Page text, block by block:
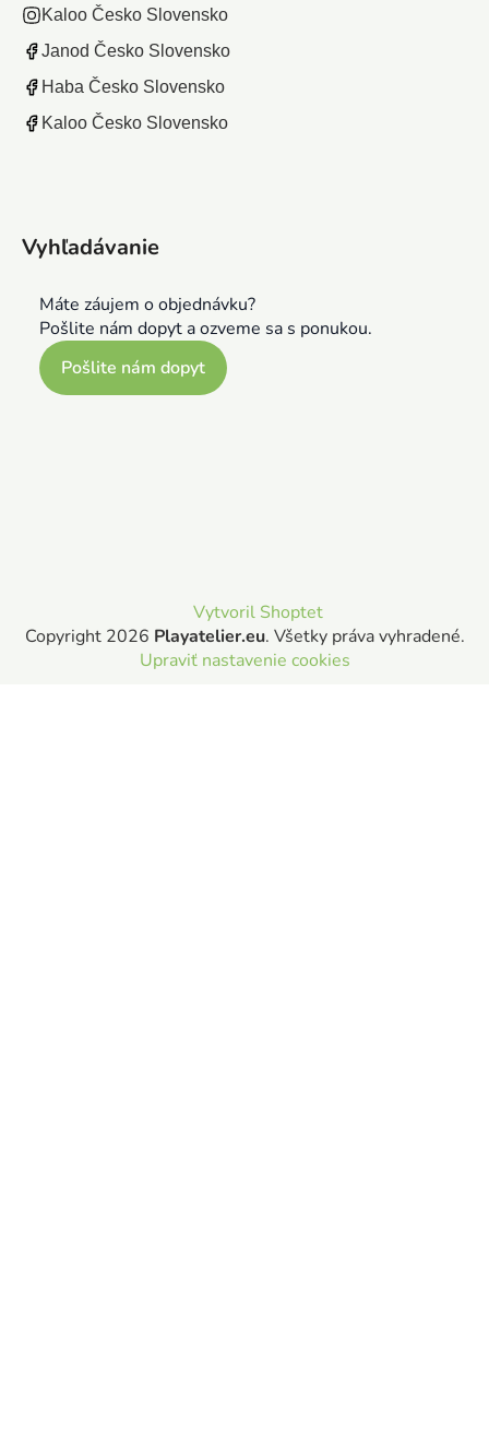
Kaloo Česko Slovensko
Janod Česko Slovensko
Haba Česko Slovensko
Kaloo Česko Slovensko
Vyhľadávanie
Máte záujem o objednávku?
Pošlite nám dopyt a ozveme sa s ponukou.
Pošlite nám dopyt
Vytvoril Shoptet
Copyright 2026 Playatelier.eu. Všetky práva vyhradené.
Upraviť nastavenie cookies